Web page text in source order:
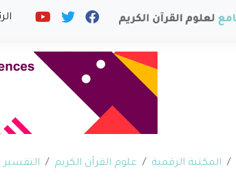
المكتبة الرقمية علوم القرآن الكريم